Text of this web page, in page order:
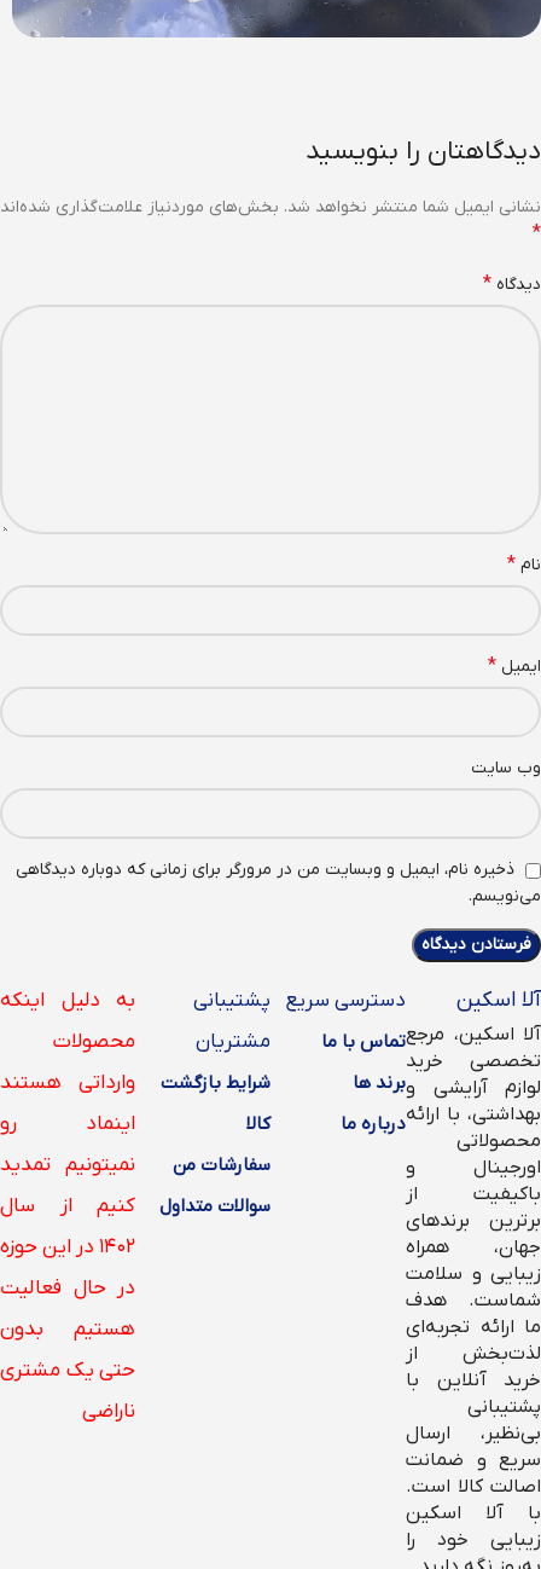
دیدگاهتان را بنویسید
نشانی ایمیل شما منتشر نخواهد شد. بخش‌های موردنیاز علامت‌گذاری شده‌اند
*
دیدگاه *
نام *
ایمیل *
وب‌ سایت
ذخیره نام، ایمیل و وبسایت من در مرورگر برای زمانی که دوباره دیدگاهی
می‌نویسم.
آلا اسکین
آلا اسکین، مرجع
تخصصی خرید
لوازم آرایشی و
بهداشتی، با ارائه
محصولاتی
اورجینال و
باکیفیت از
برترین برندهای
جهان، همراه
زیبایی و سلامت
شماست. هدف
ما ارائه تجربه‌ای
لذت‌بخش از
خرید آنلاین با
پشتیبانی
بی‌نظیر، ارسال
سریع و ضمانت
اصالت کالا است.
با آلا اسکین
زیبایی خود را
دسترسی سریع
تماس با ما
برند ها
درباره ما
پشتیبانی
مشتریان
شرایط بازگشت
کالا
سفارشات من
سوالات متداول
به دلیل اینکه
محصولات
وارداتی هستند
اینماد رو
نمیتونیم تمدید
کنیم از سال
۱۴۰۲ در این حوزه
در حال فعالیت
هستیم بدون
حتی یک مشتری
ناراضی